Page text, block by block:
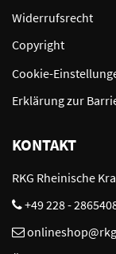
Widerrufsrecht
Copyright
Cookie-
Erklärung zur
KONTAKT
RKG Rheinische
+49 228 -